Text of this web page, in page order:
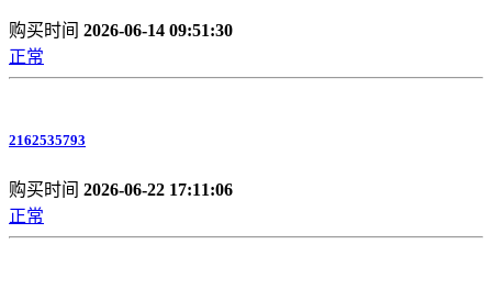
购买时间 2026-06-14 09:51:30
正常
2162535793
购买时间 2026-06-22 17:11:06
正常